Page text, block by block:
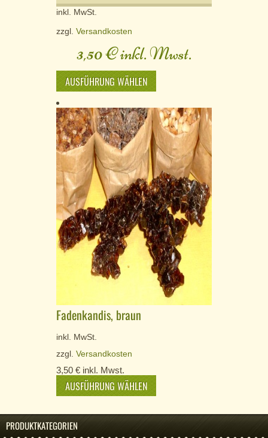
inkl. MwSt.
zzgl. Versandkosten
3,50€inkl. Mwst.
AUSFÜHRUNG WÄHLEN
Fadenkandis, braun
inkl. MwSt.
zzgl. Versandkosten
3,50 € inkl. Mwst.
AUSFÜHRUNG WÄHLEN
PRODUKTKATEGORIEN